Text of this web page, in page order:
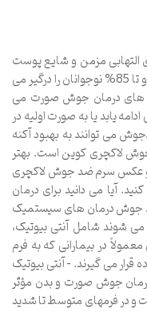
التهابی مزمن و شایع پوست
است که اغلب در سنین نوجوانی بروز می کند و تا 85% نوجوانان را درگیر می
های درمان جوش صورت می
یابد یا به صورت اولیه در
می توانند به بهبود آکنه
لاکچری کوین است. بهتر
و عکس سرم ضد جوش لاکچری
آیا می دانید برای درمان
جوش درمان های سیستمیک
شوند شامل آنتی بیوتیک،
در بیمارانی که به فرم
می گیرند. – آنتی بیوتیک
جوش صورت و بدن مؤثر
و در فرمهای متوسط تا شدید